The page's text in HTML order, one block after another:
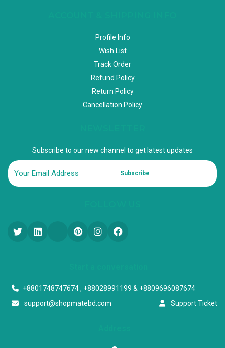
Profile Info
Wish List
Track Order
Refund Policy
Return Policy
Cancellation Policy
Subscribe to our new channel to get latest updates
Subscribe
+8801748747674 , +88028991199 & +8809696087674
support@shopmatebd.com
Support Ticket